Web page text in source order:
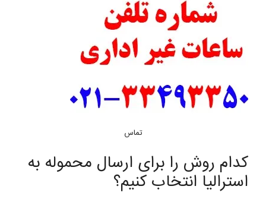
تماس
کدام روش را برای ارسال محموله به
استرالیا انتخاب کنیم؟